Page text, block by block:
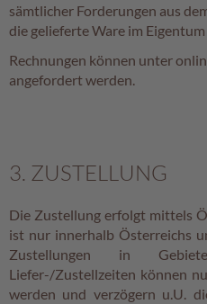
ä
t
e
n
c
h
n
k
e
G
sämtlicher Forderungen aus
die gelieferte Ware im Eigentum
Rechnungen können unter
angefordert werden.
3. ZUSTELLUNG
Die Zustellung erfolgt mittels
ist nur innerhalb Österreichs
Zustellungen in
Liefer-/Zustellzeiten können
werden und verzögern u.U.